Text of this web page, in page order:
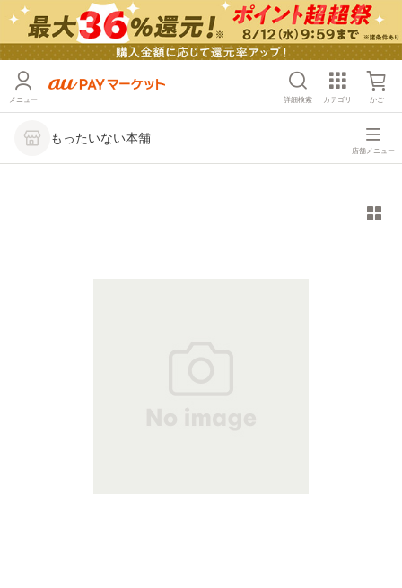
メニュー 詳細検索 カテゴリ かご
もったいない本舗
店舗メニュー